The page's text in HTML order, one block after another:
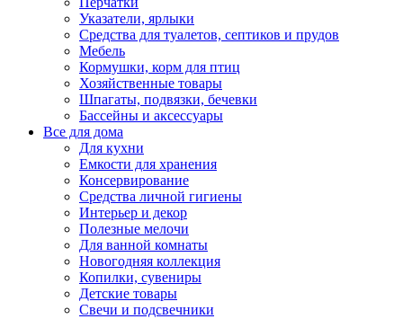
Указатели, ярлыки
Средства для туалетов, септиков и прудов
Мебель
Кормушки, корм для птиц
Хозяйственные товары
Шпагаты, подвязки, бечевки
Бассейны и аксессуары
Все для дома
Для кухни
Емкости для хранения
Консервирование
Средства личной гигиены
Интерьер и декор
Полезные мелочи
Для ванной комнаты
Новогодняя коллекция
Копилки, сувениры
Детские товары
Свечи и подсвечники